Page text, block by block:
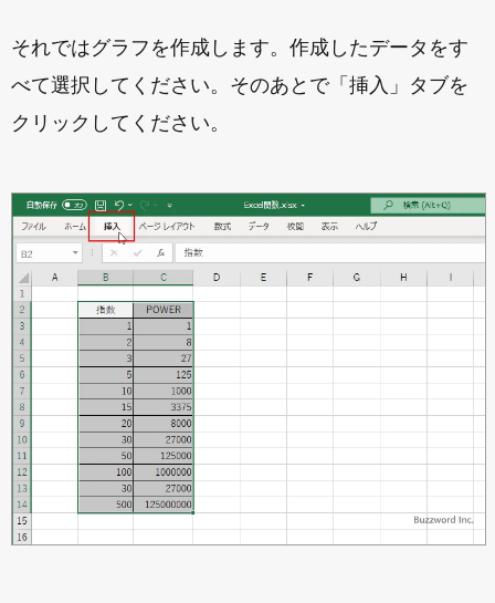
それではグラフを作成します。作成したデータをす
べて選択してください。そのあとで「挿入」タブを
クリックしてください。